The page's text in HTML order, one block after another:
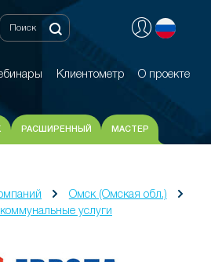
Клиентометр О проекте
Клиентометр О проекте
РАСШИРЕННЫЙ МАСТЕР
Омск (Омская обл.)
услуги